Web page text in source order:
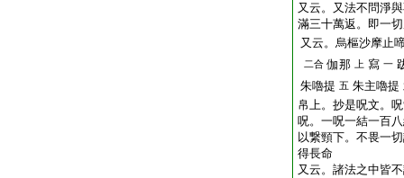
又云。又法不問淨
滿三十萬返。即一
又云。烏樞沙摩止
二合 伽那 上 寫 一
朱嚕提 五 朱主嚕提
帛上。抄是呪文。
呪。一呪一結一百
以繋頸下。不畏一
得長命
又云。諸法之中皆